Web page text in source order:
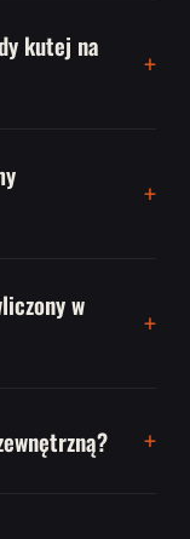
kutej na
w